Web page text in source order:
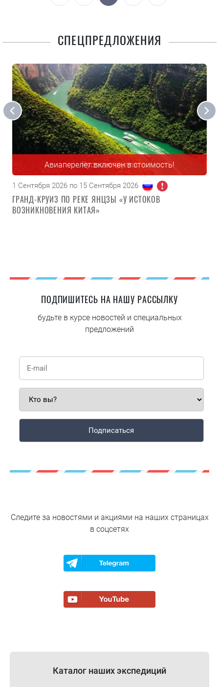
СПЕЦПРЕДЛОЖЕНИЯ
Русская группа
Авиаперелет включен в стоимость!
1 Сентября 2026 по 15 Сентября 2026
ГРАНД-КРУИЗ ПО РЕКЕ ЯНЦЗЫ «У ИСТОКОВ
ВОЗНИКНОВЕНИЯ КИТАЯ»
ПОДПИШИТЕСЬ НА НАШУ РАССЫЛКУ
будьте в курсе новостей и специальных
предложений
Следите за новостями и акциями на наших страницах
в соцсетях
Каталог наших экспедиций